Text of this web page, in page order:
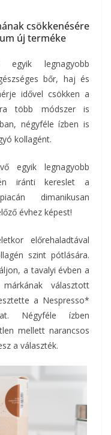
csökkenésére
új terméke
legnagyobb
bőr, haj és
idővel csökken a
több módszer is
négyféle ízben is
kollagént.
egyik legnagyobb
iránti kereslet a
dimanikusan
évhez képest!
előrehaladtával
szint pótlására.
a tavalyi évben a
márkának választott
a Nespresso*
Négyféle ízben
mellett narancsos
a választék.